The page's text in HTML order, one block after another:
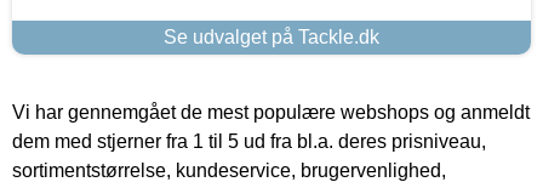
Se udvalget på Tackle.dk
Vi har gennemgået de mest populære webshops og anmeldt
dem med stjerner fra 1 til 5 ud fra bl.a. deres prisniveau,
sortimentstørrelse, kundeservice, brugervenlighed,